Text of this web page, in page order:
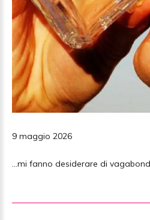
9 maggio 2026
…mi fanno desiderare di